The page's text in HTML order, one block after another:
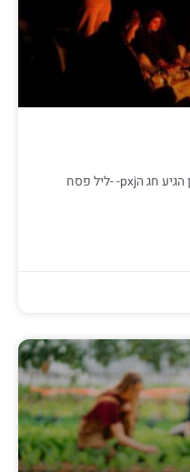
ליל סדר ראשון עם אהרון דוד גורדון הגיע חג הpxj- -ליל פסח